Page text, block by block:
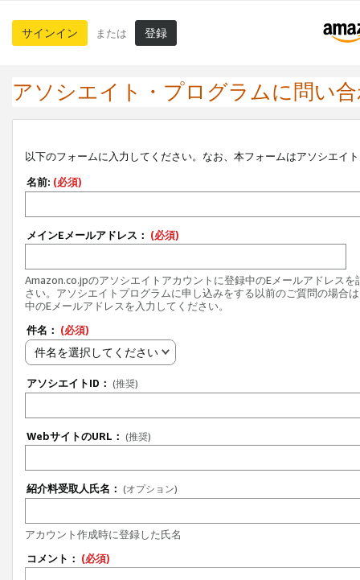
サインイン または 登録
アソシエイト・プログラムに問い
以下のフォームに入力してください。なお、本フォームはアソシエイ
名前: (必須)
メインEメールアドレス： (必須)
Amazon.co.jpのアソシエイトアカウントに登録中のEメールアドレスを
さい。アソシエイトプログラムに申し込みをする以前のご質問の場合
中のEメールアドレスを入力してください。
件名： (必須)
件名を選択してください
アソシエイトID： (推奨)
WebサイトのURL： (推奨)
紹介料受取人氏名： (オプション)
アカウント作成時に登録した氏名
コメント： (必須)